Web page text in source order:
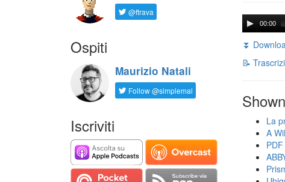
@ftrava
Ospiti
Maurizio Natali
Follow @simplemal
Iscriviti
00:00
⏬
📝
La
A